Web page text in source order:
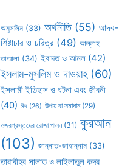
অমুসলিম (33) অর্থনীতি(55) আদব-
শিষ্টাচার ও চরিত্র(49) আল্লাহ
তাআলা (34) ইবাদত ও আমল (42)
ইসলাম-মুসলিম ও দাওয়াহ(60)
ইসলামী ইতিহাস ও ঘটনা এবং জীবনী
(40) ঈদ (26) উপায় বা সমাধান(29)
ওজরগ্রস্তদের রোজা পালন(31) কুরআন
(103) জান্নাত-জাহান্নাম (33)
তারাবীহর সালাত ও লাইলাতুল কদর